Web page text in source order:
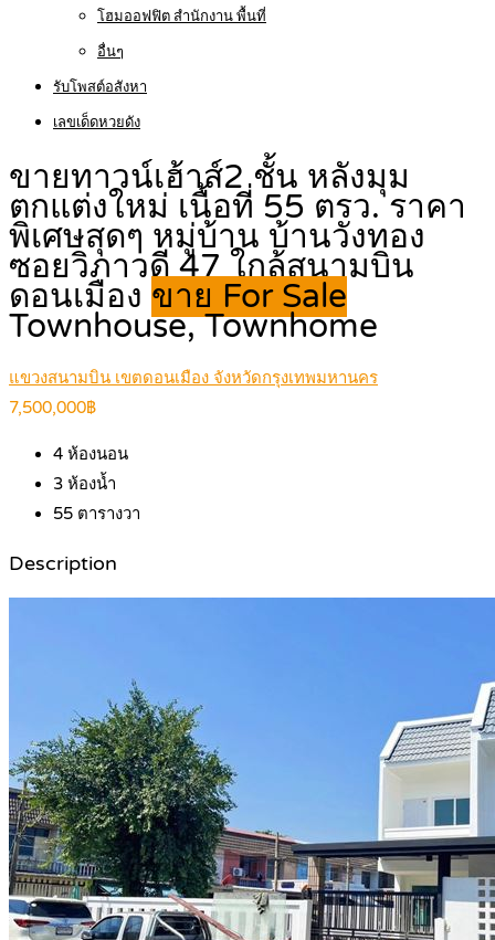
โฮมออฟฟิต สำนักงาน พื้นที่
อื่นๆ
รับโพสต์อสังหา
เลขเด็ดหวยดัง
ขายทาวน์เฮ้าส์2 ชั้น หลังมุม
ตกแต่งใหม่ เนื้อที่ 55 ตรว. ราคา
พิเศษสุดๆ หมู่บ้าน บ้านวังทอง
ซอยวิภาวดี 47 ใกล้สนามบิน
ดอนเมือง ขาย For Sale
Townhouse, Townhome
แขวงสนามบิน เขตดอนเมือง จังหวัดกรุงเทพมหานคร
7,500,000฿
4 ห้องนอน
3 ห้องน้ำ
55 ตารางวา
Description